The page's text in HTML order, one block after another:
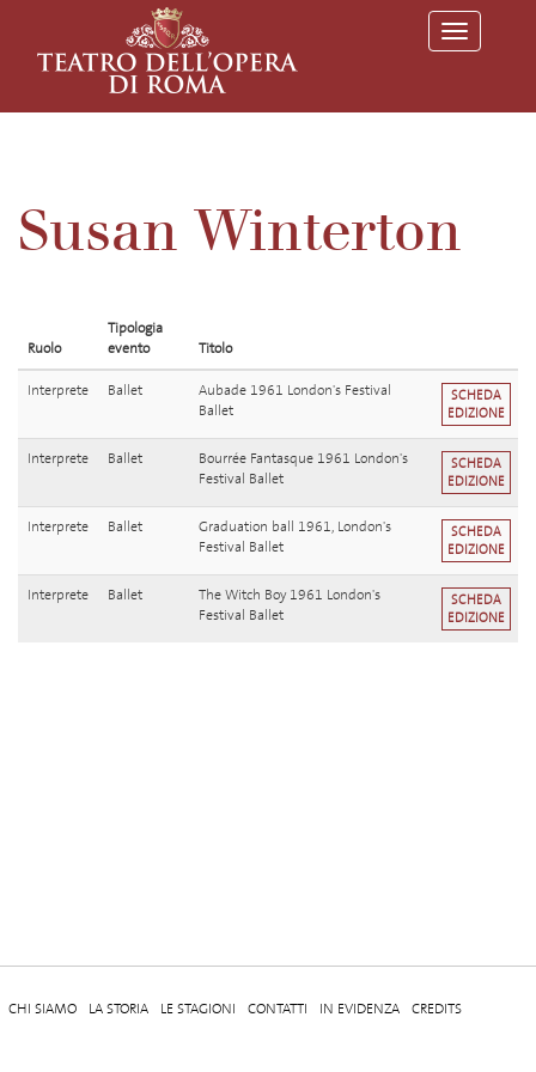
T
o
l
a
Susan Winterton
Ruolo
Tipologia
evento
Titolo
Interprete Ballet
Aubade 1961 London's Festival
Ballet
SCHEDA
EDIZIONE
Interprete Ballet
Bourrée Fantasque 1961 London's
Festival Ballet
SCHEDA
EDIZIONE
Interprete Ballet
Graduation ball 1961, London's
Festival Ballet
SCHEDA
EDIZIONE
Interprete Ballet
The Witch Boy 1961 London's
Festival Ballet
SCHEDA
EDIZIONE
CHI SIAMO LA STORIA LE STAGIONI CONTATTI IN EVIDENZA CREDITS